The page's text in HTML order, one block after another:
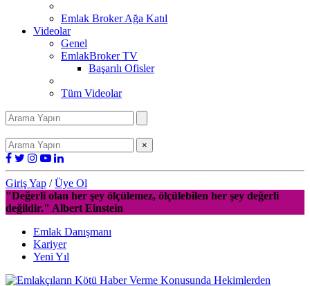
Emlak Broker Ağa Katıl
Videolar
Genel
EmlakBroker TV
Başarılı Ofisler
Tüm Videolar
×
Giriş Yap /Üye Ol
"Değerli olan her şey ölçülemez, ölçülebilen her şey değerli
değildir." Albert Einstein
Emlak Danışmanı
Kariyer
Yeni Yıl